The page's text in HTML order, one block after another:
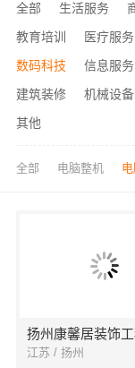
全部 生活服务
教育培训
医疗服务
数码科技
信息服务
建筑装修
机械设备
其他
全部 电脑整机
江苏 / 扬州